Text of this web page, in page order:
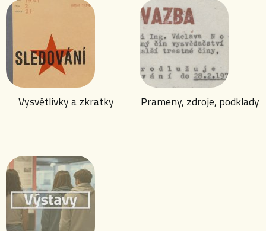
Vysvětlivky a zkratky Prameny, zdroje, podklady